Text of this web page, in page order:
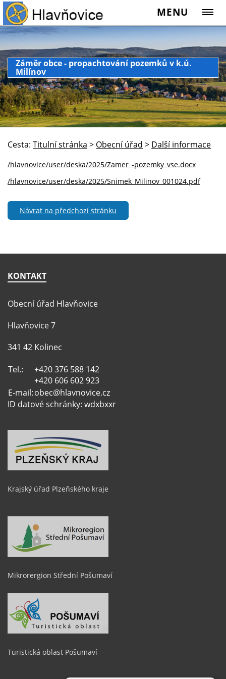
MENU
Záměr obce - propachtování pozemků v k.ú.
Milínov
Cesta: Titulní stránka > Obecní úřad > Další informace
/hlavnovice/user/deska/2025/Zamer_-pozemky_vse.docx
/hlavnovice/user/deska/2025/Snimek_Milinov_001024.pdf
Návrat na předchozí stránku
KONTAKT
Obecní úřad Hlavňovice
Hlavňovice 7
341 42 Kolinec
Tel.:
+420 376 588 142
+420 606 602 923
E-mail:obec@hlavnovice.cz
ID datové schránky: wdxbxxr
Krajský úřad Plzeňského kraje
Mikrorergion Střední Pošumaví
Turistická oblast Pošumaví